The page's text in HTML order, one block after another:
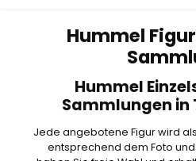
Hummel
Hummel
Sammlungen in
Jede angebotene Figur wird
entsprechend dem Foto